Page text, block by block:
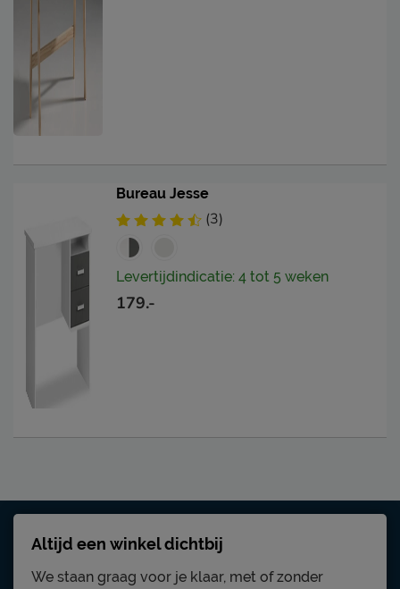
Bureau Jesse
(3)
Levertijdindicatie: 4 tot 5 weken
179.-
Altijd een winkel dichtbij
We staan graag voor je klaar, met of zonder